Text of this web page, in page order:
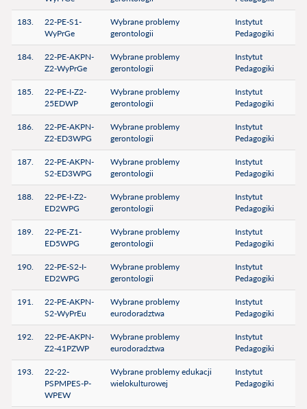
183.
22-PE-S1-
WyPrGe
Wybrane problemy
gerontologii
Instytut
Pedagogiki
184.
22-PE-AKPN-
Z2-WyPrGe
Wybrane problemy
gerontologii
Instytut
Pedagogiki
185.
22-PE-I-Z2-
25EDWP
Wybrane problemy
gerontologii
Instytut
Pedagogiki
186.
22-PE-AKPN-
Z2-ED3WPG
Wybrane problemy
gerontologii
Instytut
Pedagogiki
187.
22-PE-AKPN-
S2-ED3WPG
Wybrane problemy
gerontologii
Instytut
Pedagogiki
188.
22-PE-I-Z2-
ED2WPG
Wybrane problemy
gerontologii
Instytut
Pedagogiki
189.
22-PE-Z1-
ED5WPG
Wybrane problemy
gerontologii
Instytut
Pedagogiki
190.
22-PE-S2-I-
ED2WPG
Wybrane problemy
gerontologii
Instytut
Pedagogiki
191.
22-PE-AKPN-
S2-WyPrEu
Wybrane problemy
eurodoradztwa
Instytut
Pedagogiki
192.
22-PE-AKPN-
Z2-41PZWP
Wybrane problemy
eurodoradztwa
Instytut
Pedagogiki
193.
22-22-
PSPMPES-P-
WPEW
Wybrane problemy edukacji
wielokulturowej
Instytut
Pedagogiki